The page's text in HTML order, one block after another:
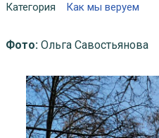
Категория
Как мы веруем
Фото:Ольга Савостьянова